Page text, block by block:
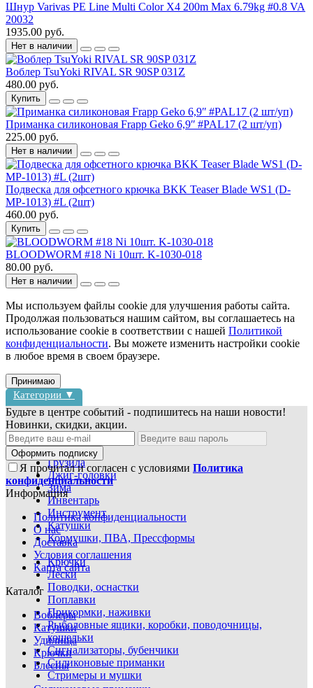
Шнур Varivas PE Line Multi Color X4 200m Max 6.79kg #0.8 VA
20032
1935.00 руб.
Нет в наличии
Воблер TsuYoki RIVAL SR 90SP 031Z
480.00 руб.
Купить
Приманка силиконовая Frapp Geko 6,9ʺ #PAL17 (2 шт/уп)
225.00 руб.
Нет в наличии
Подвеска для офсетного крючка BKK Teaser Blade WS1 (D-
MP-1013) #L (2шт)
460.00 руб.
Купить
BLOODWORM #18 Ni 10шт. K-1030-018
80.00 руб.
Нет в наличии
Мы используем файлы cookie для улучшения работы сайта.
Продолжая пользоваться нашим сайтом, вы соглашаетесь на
использование cookie в соответствии с нашей Политикой
конфиденциальности. Вы можете изменить настройки cookie
в любое время в своем браузере.
Принимаю
Категории ▼
Блесны
Воблеры
Грузила
Джиг-головки
Зима
Инвентарь
Инструмент
Катушки
Кормушки, ПВА, Прессформы
Крючки
Лески
Поводки, оснастки
Поплавки
Прикормки, наживки
Рыболовные ящики, коробки, поводочницы,
кошельки
Сигнализаторы, бубенчики
Силиконовые приманки
Стримеры и мушки
Будьте в центре событий - подпишитесь на наши новости!
Новинки, скидки, акции.
Оформить подписку
Я прочитал и согласен с условиями Политика
конфиденциальности
Информация
Политика конфиденциальности
О нас
Доставка
Условия соглашения
Карта сайта
Каталог
Воблеры
Катушки
Удилища
Крючки
Блесны